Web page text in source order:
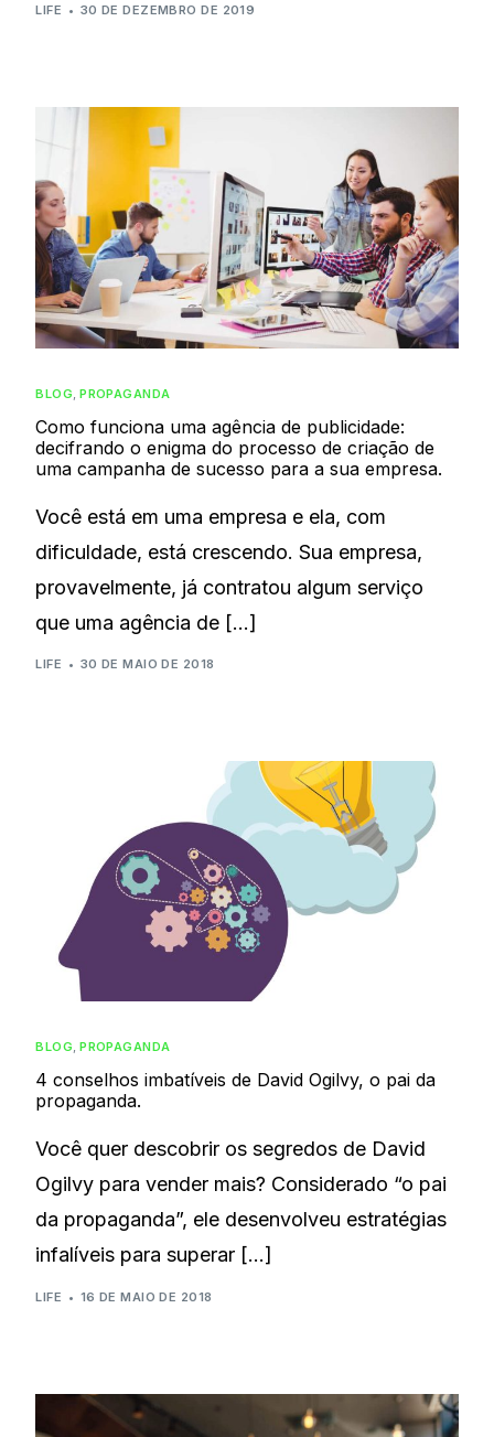
LIFE 30 DE DEZEMBRO DE 2019
BLOG ,PROPAGANDA
Como funciona uma agência de publicidade:
decifrando o enigma do processo de criação de
uma campanha de sucesso para a sua empresa.
Você está em uma empresa e ela, com
dificuldade, está crescendo. Sua empresa,
provavelmente, já contratou algum serviço
que uma agência de […]
LIFE 30 DE MAIO DE 2018
BLOG,PROPAGANDA
4 conselhos imbatíveis de David Ogilvy, o pai da
propaganda.
Você quer descobrir os segredos de David
Ogilvy para vender mais? Considerado “o pai
da propaganda”, ele desenvolveu estratégias
infalíveis para superar […]
LIFE 16 DE MAIO DE 2018